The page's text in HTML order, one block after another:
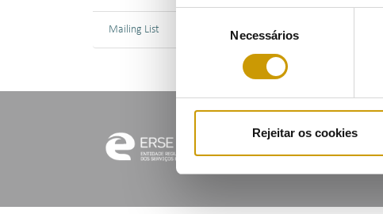
Seleção
consentimento
Necessários
Rejeitar os cookies
Mailing List